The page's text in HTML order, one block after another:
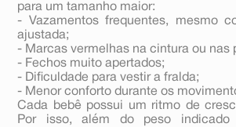
para um tamanho maior:
- Vazamentos frequentes, mesmo
ajustada;
- Marcas vermelhas na cintura ou nas
- Fechos muito apertados;
- Dificuldade para vestir a fralda;
- Menor conforto durante os
Cada bebê possui um ritmo de
Por isso, além do peso indicado